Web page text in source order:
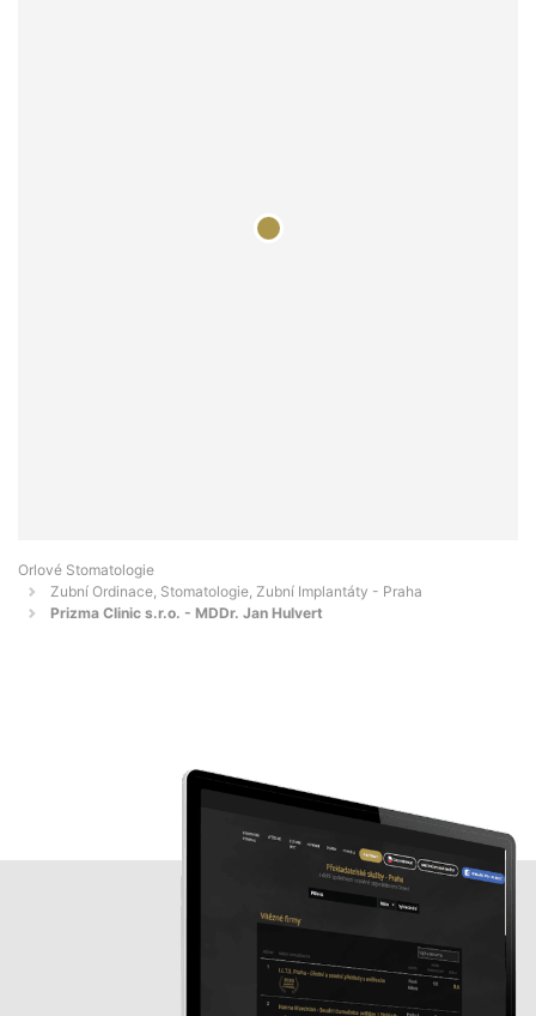
Orlové Stomatologie
Zubní Ordinace, Stomatologie, Zubní Implantáty - Praha
Prizma Clinic s.r.o. - MDDr. Jan Hulvert